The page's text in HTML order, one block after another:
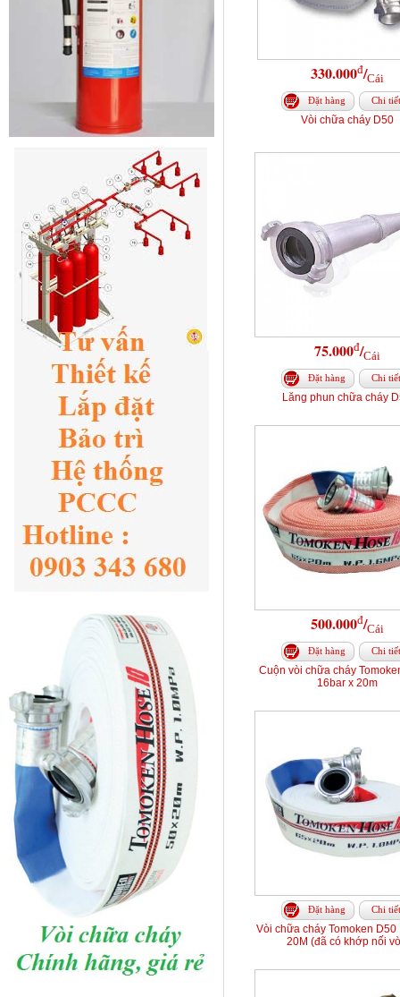
330.000đ/Cái
Đặt hàng Chi tiết
Vòi chữa cháy D50
75.000đ/Cái
Đặt hàng Chi tiết
Lăng phun chữa cháy
500.000đ/Cái
Đặt hàng Chi tiết
Cuộn vòi chữa cháy
16bar x 20m
Đặt hàng Chi tiết
Vòi chữa cháy Tomoken D50
20M (đã có khớp nối